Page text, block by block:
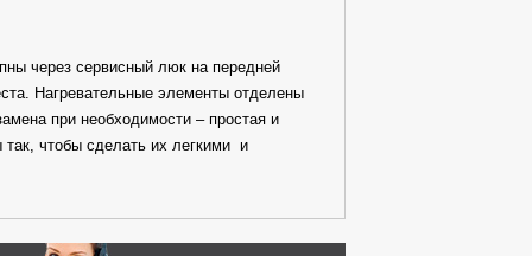
через сервисный люк на передней
Нагревательные элементы отделены
при необходимости – простая и
чтобы сделать их легкими и